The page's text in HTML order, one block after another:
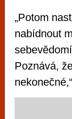
„Potom
nabídnout
Poznává,